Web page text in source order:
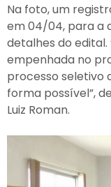
Na foto, um
em 04/04, para a
detalhes do edital.
empenhada no
processo seletivo
forma possível”,
Luiz Roman.